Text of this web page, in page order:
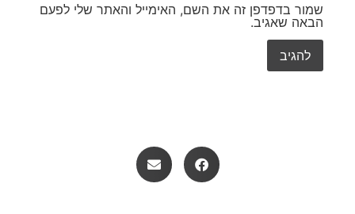
שמור בדפדפן זה את השם, האימייל והאתר שלי לפעם
הבאה שאגיב.